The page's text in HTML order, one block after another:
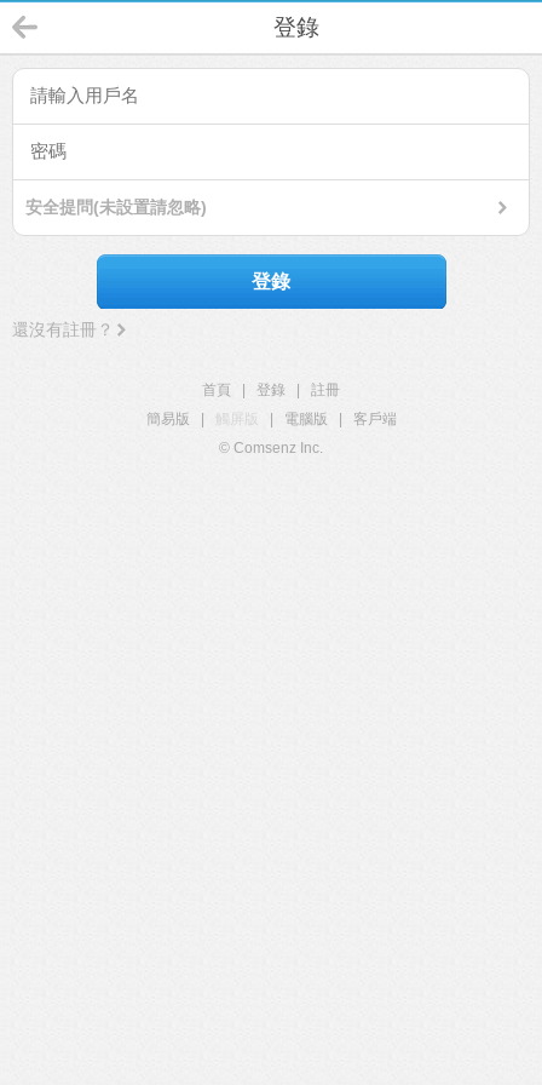
登錄
安全提問(未設置請忽略)
登錄
還沒有註冊？
首頁 登錄
註冊
簡易版
觸屏版 電腦版
客戶端
© Comsenz Inc.